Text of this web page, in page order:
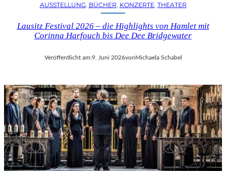
AUSSTELLUNG, BÜCHER KONZERTE, THEATER
Lausitz Festival 2026 – die Highlights von Hamlet mit
Corinna Harfouch bis Dee Dee Bridgewater
Veröffentlicht am:9. Juni 2026vonMichaela Schabel